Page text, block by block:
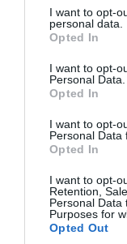
not limited to your
grant or deny
use your data for
consent section.
I want to opt-
personal data.
Opted In
I want to opt-
Personal Data.
Opted In
I want to opt-
Personal Data
Opted In
I want to opt-
Retention,
Personal Data
Purposes for
Opted Out
ΥΓΕΙΑ